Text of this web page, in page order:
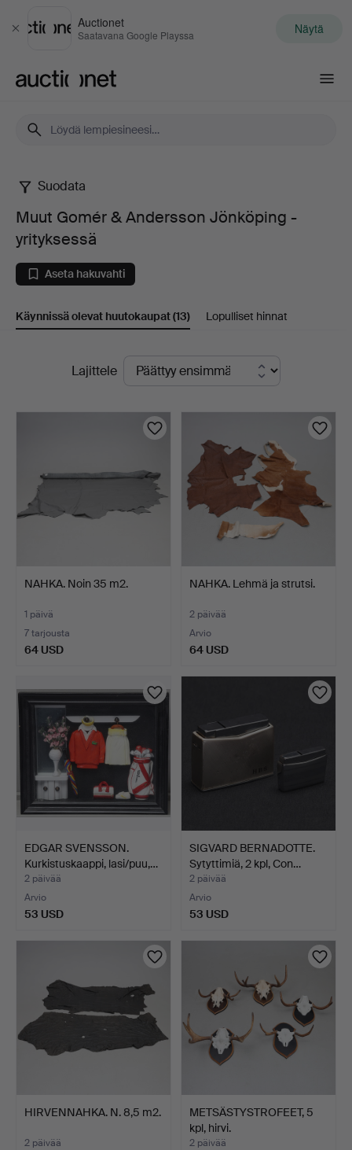
Sulje
Auctionet
Saatavana Google Playssa Näytä
Muut
Gomér
&
Andersson
yrityksessä
Suodata
Muut Gomér & Andersson Jönköping -
yrityksessä
Aseta hakuvahti
Käynnissä olevat huutokaupat(13) Lopulliset hinnat
KäynnissäLajittele
NAHKA. Noin 35 m2.
1 päivä
7 tarjousta
64 USD
NAHKA. Lehmä ja strutsi.
2 päivää
Arvio
64 USD
EDGAR SVENSSON.
Kurkistuskaappi, lasi/puu,…
2 päivää
Arvio
53 USD
SIGVARD BERNADOTTE.
Sytyttimiä, 2 kpl, Con…
2 päivää
Arvio
53 USD
HIRVENNAHKA. N. 8,5 m2.
2 päivää
METSÄSTYSTROFEET, 5
kpl, hirvi.
2 päivää